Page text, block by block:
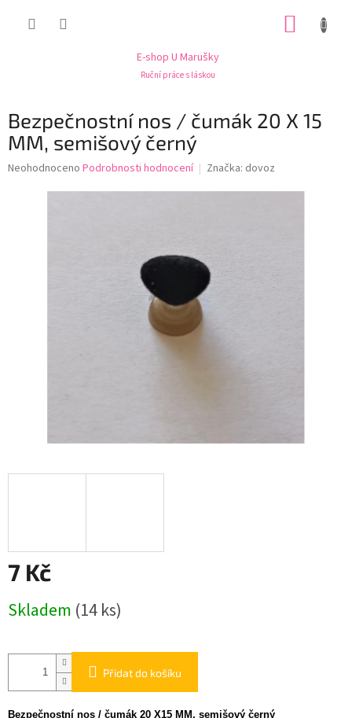
E-shop U Marušky
Ruční práce s láskou
Bezpečnostní nos / čumák 20 X 15
MM, semišový černý
Průměrné
Neohodnoceno Podrobnosti hodnocení Značka: dovoz
7 Kč
cena:
Skladem (14 ks)
Přidat do košíku
Bezpečnostní nos / čumák 20 X15 MM, semišový černý